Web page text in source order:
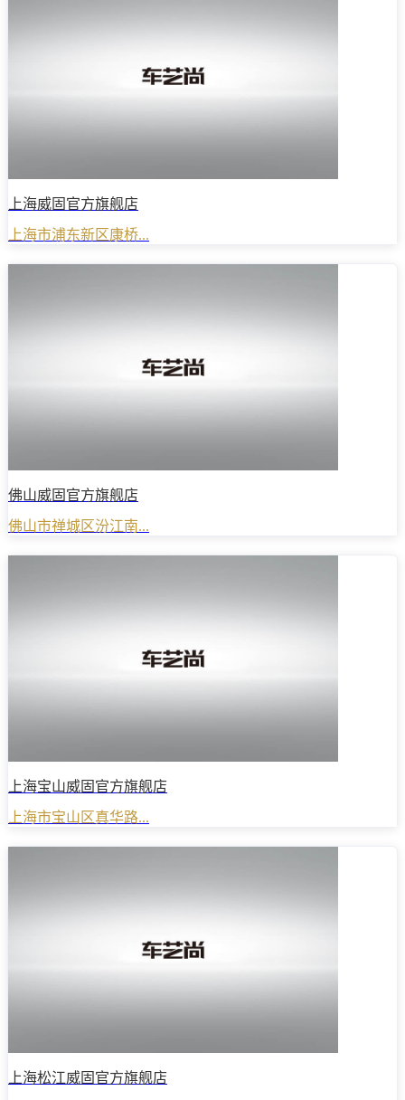
上海威固官方旗舰店
上海市浦东新区康桥...
佛山威固官方旗舰店
佛山市禅城区汾江南...
上海宝山威固官方旗舰店
上海市宝山区真华路...
上海松江威固官方旗舰店